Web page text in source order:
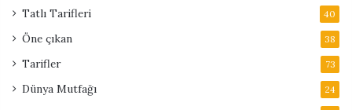
Tatlı Tarifleri 40
Öne çıkan 38
Tarifler 73
Dünya Mutfağı 24